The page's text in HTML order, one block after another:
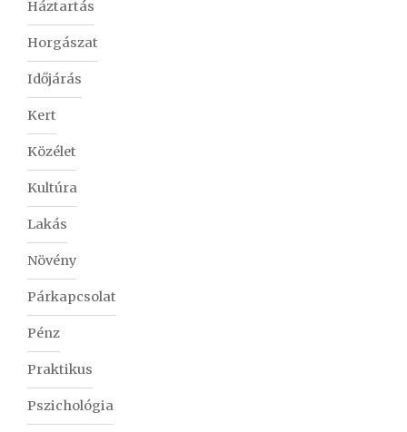
Háztartás
Horgászat
Időjárás
Kert
Közélet
Kultúra
Lakás
Növény
Párkapcsolat
Pénz
Praktikus
Pszichológia